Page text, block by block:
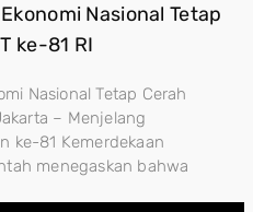
Nasional Tetap
ke-81 RI
Nasional Tetap Cerah
– Menjelang
ke-81 Kemerdekaan
menegaskan bahwa